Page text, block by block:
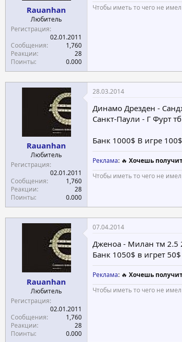
Rauanhan
Любитель
Регистрация
02.01.2011
Сообщения
1,760
Реакции
28
Поинты
0.000
Чтобы иметь то чего не
Rauanhan
Любитель
Регистрация
02.01.2011
Сообщения
1,760
Реакции
28
Поинты
0.000
28.03.2014
Динамо Дрезден -
Санкт-Паули - Г Фурт
Банк 1000$ В игре 100$
Реклама: 🔥 Хочешь
Чтобы иметь то чего не
Rauanhan
Любитель
Регистрация
02.01.2011
Сообщения
1,760
Реакции
28
Поинты
0.000
07.04.2014
Дженоа - Милан тм 2.5
Банк 1050$ в игрет 50$
Реклама: 🔥 Хочешь
Чтобы иметь то чего не